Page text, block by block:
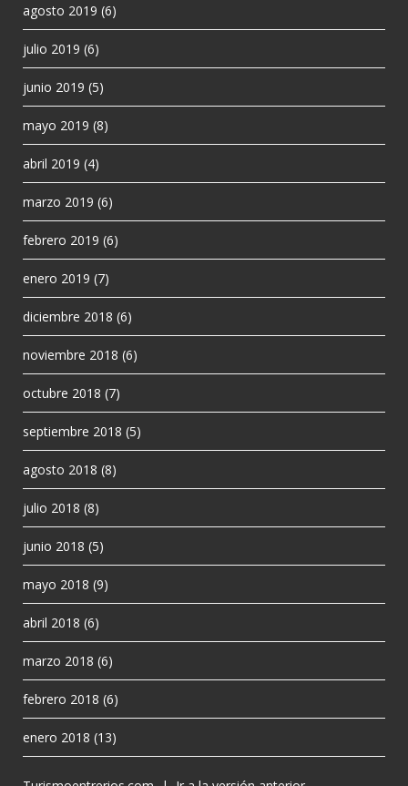
agosto 2019 (6)
julio 2019 (6)
junio 2019 (5)
mayo 2019 (8)
abril 2019 (4)
marzo 2019 (6)
febrero 2019 (6)
enero 2019 (7)
diciembre 2018 (6)
noviembre 2018 (6)
octubre 2018 (7)
septiembre 2018 (5)
agosto 2018 (8)
julio 2018 (8)
junio 2018 (5)
mayo 2018 (9)
abril 2018 (6)
marzo 2018 (6)
febrero 2018 (6)
enero 2018 (13)